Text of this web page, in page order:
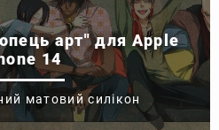
арт" для Apple
14
матовий силікон